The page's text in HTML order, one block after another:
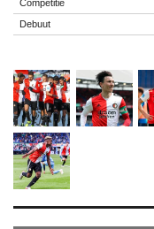
Competitie
Debuut